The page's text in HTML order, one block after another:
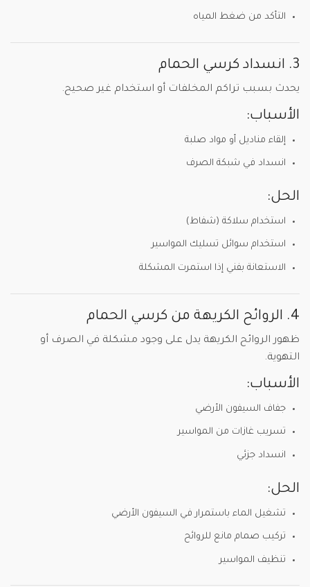
التأكد من ضغط المياه
3. انسداد كرسي الحمام
يحدث بسبب تراكم المخلفات أو استخدام غير صحيح.
الأسباب:
إلقاء مناديل أو مواد صلبة
انسداد في شبكة الصرف
الحل:
استخدام سلاكة (شفاط)
استخدام سوائل تسليك المواسير
الاستعانة بفني إذا استمرت المشكلة
4. الروائح الكريهة من كرسي الحمام
ظهور الروائح الكريهة يدل على وجود مشكلة في الصرف أو
التهوية.
الأسباب:
جفاف السيفون الأرضي
تسريب غازات من المواسير
انسداد جزئي
الحل:
تشغيل الماء باستمرار في السيفون الأرضي
تركيب صمام مانع للروائح
تنظيف المواسير